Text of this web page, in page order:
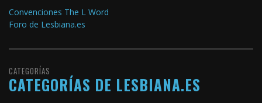
Convenciones The L Word
Foro de Lesbiana.es
CATEGORÍAS
CATEGORÍAS DE LESBIANA.ES